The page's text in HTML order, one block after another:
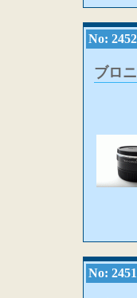
No:
ブロ
No: